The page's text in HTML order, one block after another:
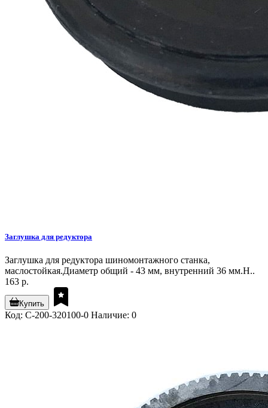
Заглушка для редуктора
Заглушка для редуктора шиномонтажного станка,
маслостойкая.Диаметр общий - 43 мм, внутренний 36 мм.Н..
163 р.
Купить
Код: C-200-320100-0 Наличие: 0